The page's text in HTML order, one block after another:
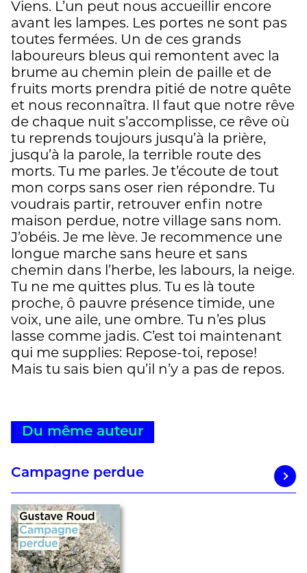
Viens. L’un peut nous accueillir encore
avant les lampes. Les portes ne sont pas
toutes fermées. Un de ces grands
laboureurs bleus qui remontent avec la
brume au chemin plein de paille et de
fruits morts prendra pitié de notre quête
et nous reconnaîtra. Il faut que notre rêve
de chaque nuit s’accomplisse, ce rêve où
tu reprends toujours jusqu’à la prière,
jusqu’à la parole, la terrible route des
morts. Tu me parles. Je t’écoute de tout
mon corps sans oser rien répondre. Tu
voudrais partir, retrouver enfin notre
maison perdue, notre village sans nom.
J’obéis. Je me lève. Je recommence une
longue marche sans heure et sans
chemin dans l’herbe, les labours, la neige.
Tu ne me quittes plus. Tu es là toute
proche, ô pauvre présence timide, une
voix, une aile, une ombre. Tu n’es plus
lasse comme jadis. C’est toi maintenant
qui me supplies: Repose-toi, repose!
Mais tu sais bien qu’il n’y a pas de repos.
Du même auteur
Campagne perdue